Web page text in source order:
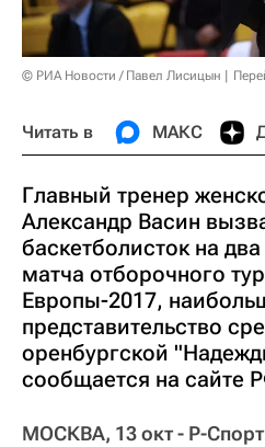
© РИА Новости / Павел Лисицын
Читать в МАКС
Главный тренер
Александр Васин
баскетболисток на
матча отборочного
Европы-2017,
представительство
оренбургской
сообщается на сайте
МОСКВА, 13 окт - Р-